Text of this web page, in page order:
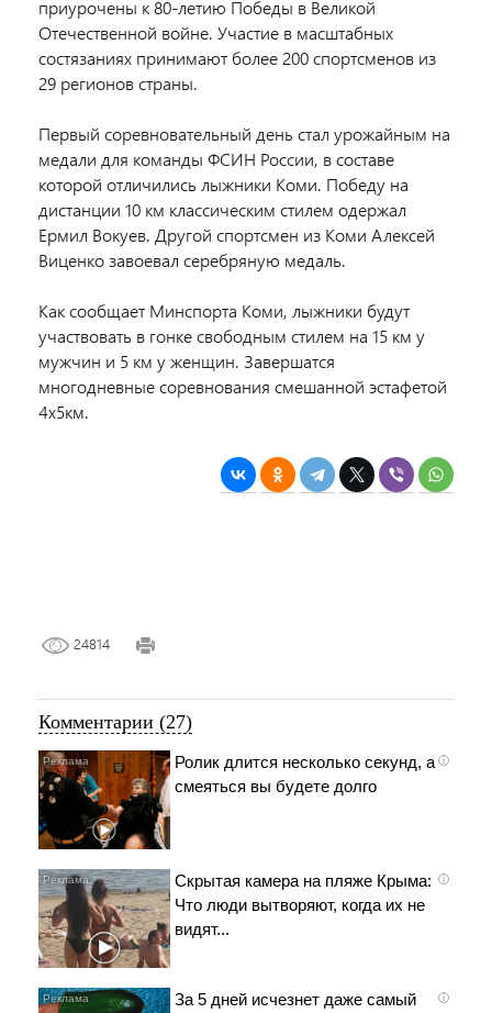
приурочены к 80-летию Победы в Великой
Отечественной войне. Участие в масштабных
состязаниях принимают более 200 спортсменов из
29 регионов страны.
Первый соревновательный день стал урожайным на
медали для команды ФСИН России, в составе
которой отличились лыжники Коми. Победу на
дистанции 10 км классическим стилем одержал
Ермил Вокуев. Другой спортсмен из Коми Алексей
Виценко завоевал серебряную медаль.
Как сообщает Минспорта Коми, лыжники будут
участвовать в гонке свободным стилем на 15 км у
мужчин и 5 км у женщин. Завершатся
многодневные соревнования смешанной эстафетой
4х5км.
24814
Комментарии (27)
i
Ролик длится несколько секунд, а
смеяться вы будете долго
i
Скрытая камера на пляже Крыма:
Что люди вытворяют, когда их не
видят...
i
За 5 дней исчезнет даже самый